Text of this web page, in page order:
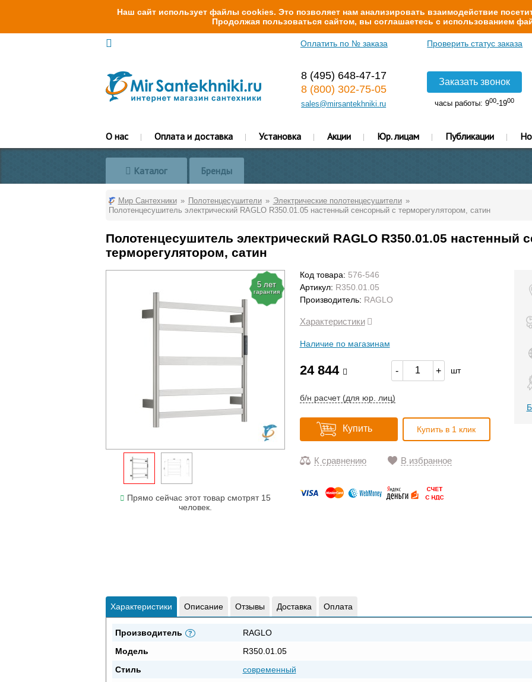
Наш сайт использует файлы cookies. Это позволяет нам анализировать взаимодействие
Продолжая пользоваться сайтом, вы соглашаетесь с использованием
Оплатить по № заказа Проверить статус заказа
8 (495) 648-47-17
8 (800) 302-75-05
sales@mirsantekhniki.ru
Заказать звонок
часы работы: 900-1900
О нас Оплата и доставка Установка Акции Юр. лицам Публикации
Каталог Бренды
Мир Сантехники Полотенцесушители
Электрические полотенцесушители
Полотенцесушитель электрический RAGLO R350.01.05 настенный сенсорный с терморегулятором, сатин
Полотенцесушитель электрический RAGLO R350.01.05 настенный
терморегулятором, сатин
5 лет
гарантия
Прямо сейчас этот товар смотрят 15
человек.
Код товара: 576-546
Артикул: R350.01.05
Производитель: RAGLO
Характеристики
Наличие по магазинам
24 844 - + шт
б/н расчет (для юр. лиц)
Купить Купить в 1 клик
К сравнению В избранное
Характеристики Описание Отзывы Доставка Оплата
Производитель ?
RAGLO
Модель
R350.01.05
Стиль
современный